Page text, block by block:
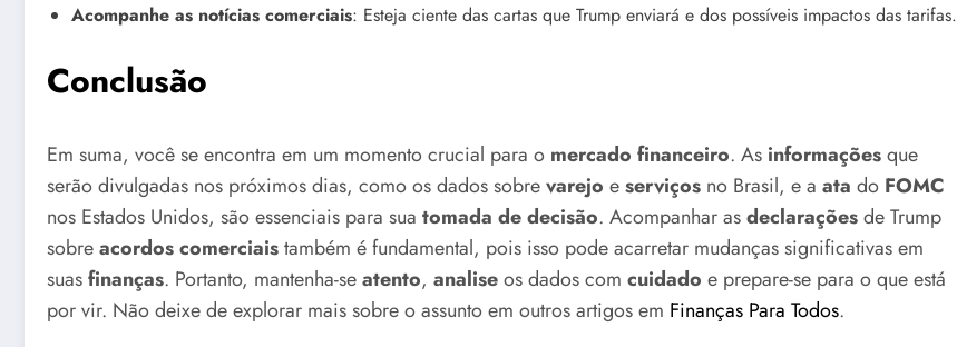
Acompanhe as notícias comerciais: Esteja ciente das cartas que Trump enviará e dos possíveis impactos das tarifas.
Conclusão
Em suma, você se encontra em um momento crucial para o mercado financeiro. As informaçõesque
serão divulgadas nos próximos dias, como os dados sobrevarejo eserviços no Brasil, e a ata do FOMC
nos Estados Unidos, são essenciais para sua tomada de decisão. Acompanhar asdeclaraçõesde Trump
sobreacordos comerciaistambém é fundamental, pois isso pode acarretar mudanças significativas em
suasfinanças. Portanto, mantenha-seatento, analiseos dados com cuidado e prepare-se para o que está
por vir. Não deixe de explorar mais sobre o assunto em outros artigos em Finanças Para Todos.